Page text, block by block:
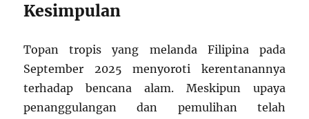
Kesimpulan
Topan tropis yang melanda Filipina pada
September 2025 menyoroti kerentanannya
terhadap bencana alam. Meskipun upaya
penanggulangan dan pemulihan telah